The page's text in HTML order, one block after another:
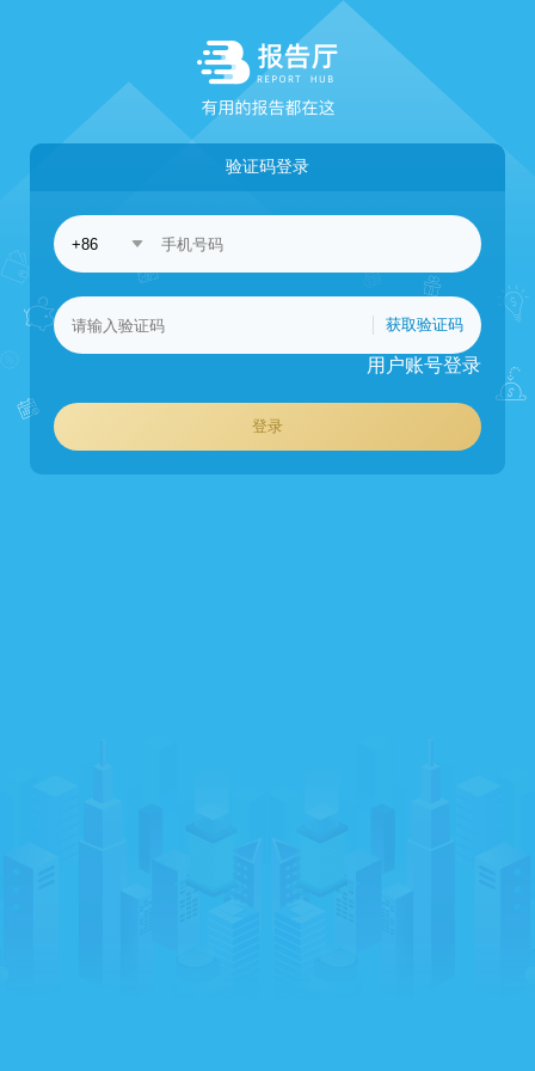
验证码登录
获取验证码
用户账号登录
登录